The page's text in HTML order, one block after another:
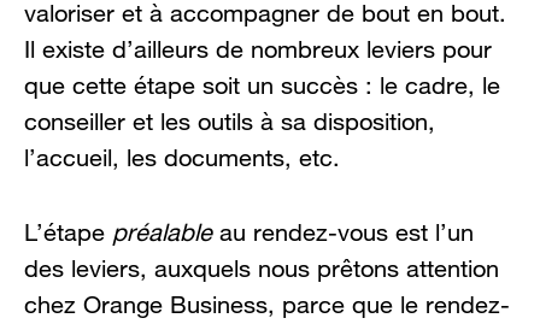
valoriser et à accompagner de bout en bout.
Il existe d’ailleurs de nombreux leviers pour
que cette étape soit un succès : le cadre, le
conseiller et les outils à sa disposition,
l’accueil, les documents, etc.
L’étape préalableau rendez-vous est l’un
des leviers, auxquels nous prêtons attention
chez Orange Business, parce que le rendez-